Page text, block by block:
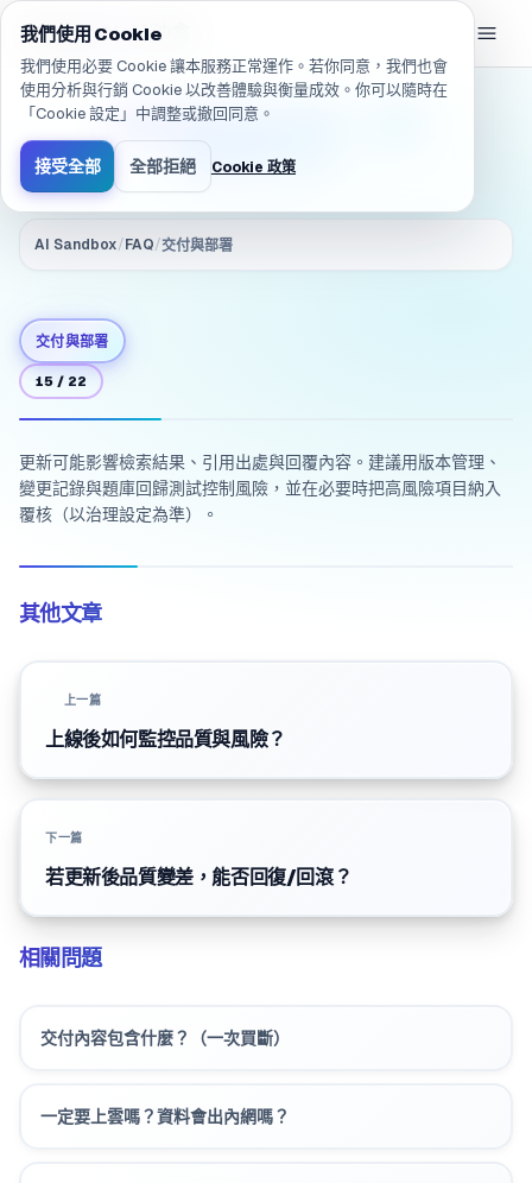
已導航至 /zh-TW/products/ai-sandbox/faq/delivery.q_6
eGroupAI/AI 沙盒
後續更新知識/規則，會影
響哪些行為？
AI Sandbox/FAQ/交付與部署
交付與部署
15 / 22
更新可能影響檢索結果、引用出處與回覆內容。建議用版本管理、
變更記錄與題庫回歸測試控制風險，並在必要時把高風險項目納入
覆核（以治理設定為準）。
其他文章
上一篇
上線後如何監控品質與風險？
下一篇
若更新後品質變差，能否回復/回滾？
相關問題
交付內容包含什麼？（一次買斷）
一定要上雲嗎？資料會出內網嗎？
我們使用 Cookie
我們使用必要 Cookie 讓本服務正常運作。若你同意，我們也會
使用分析與行銷 Cookie 以改善體驗與衡量成效。你可以隨時在
「Cookie 設定」中調整或撤回同意。
接受全部 全部拒絕 Cookie 政策